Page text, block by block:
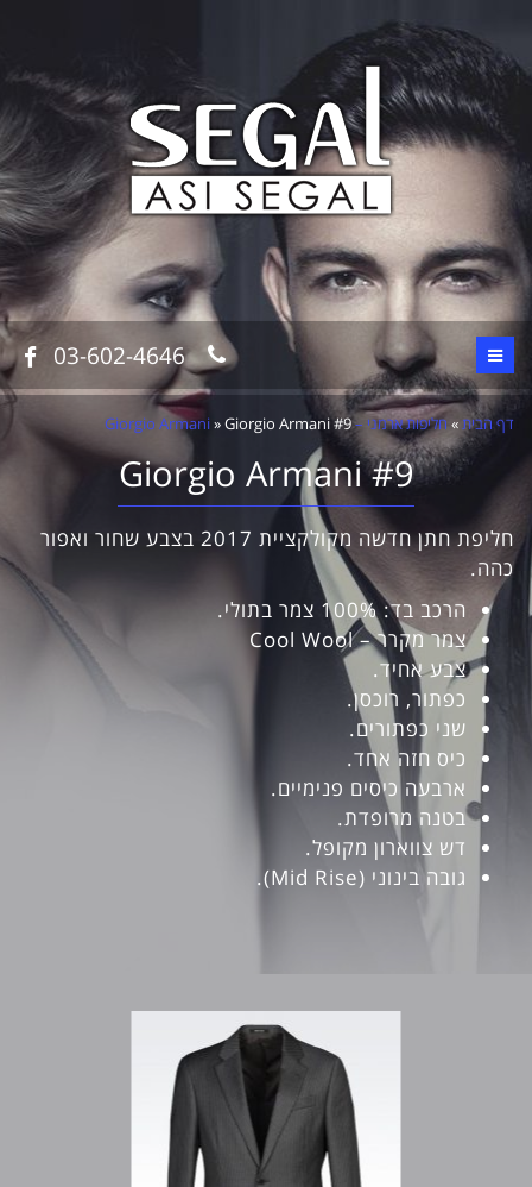
03-602-4646
דף הבית» חליפות ארמני – Giorgio Armani »Giorgio Armani #9
Giorgio Armani #9
חליפת חתן חדשה מקולקציית 2017 בצבע שחור ואפור
כהה.
הרכב בד: 100% צמר בתולי.
צמר מקרר – Cool Wool
צבע אחיד.
כפתור, רוכסן.
שני כפתורים.
כיס חזה אחד.
ארבעה כיסים פנימיים.
בטנה מרופדת.
דש צווארון מקופל.
גובה בינוני (Mid Rise).